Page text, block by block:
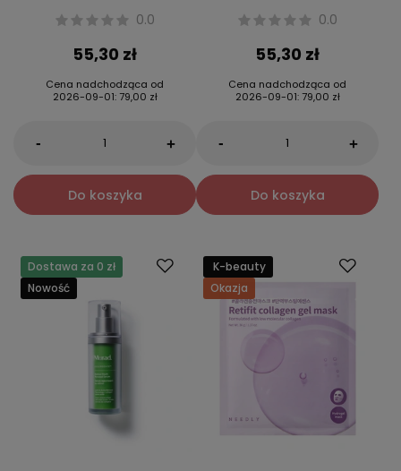
0.0
55,30 zł
Cena nadchodząca od
2026-09-01: 79,00 zł
- +
Do koszyka
0.0
55,30 zł
Cena nadchodząca od
2026-09-01: 79,00 zł
- +
Do koszyka
Dostawa za 0 zł
Nowość
K-beauty
Okazja